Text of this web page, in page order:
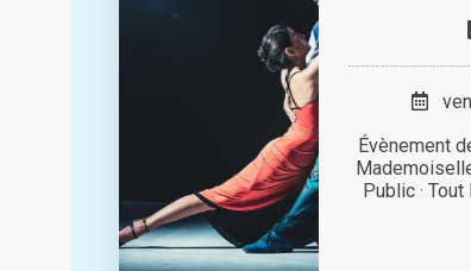
Évènement
Public ·